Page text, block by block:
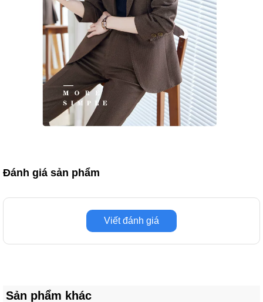
Đánh giá sản phẩm
Viết đánh giá
Sản phẩm khác